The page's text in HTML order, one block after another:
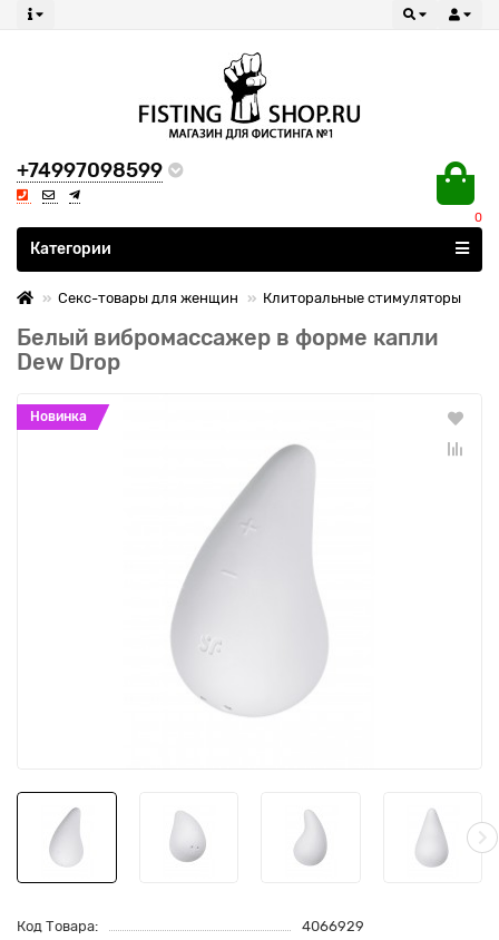
+74997098599
0
Все категории
Категории
Секс-товары для женщин Клиторальные стимуляторы
Белый вибромассажер в форме капли
Dew Drop
Новинка
Код Товара:
4066929